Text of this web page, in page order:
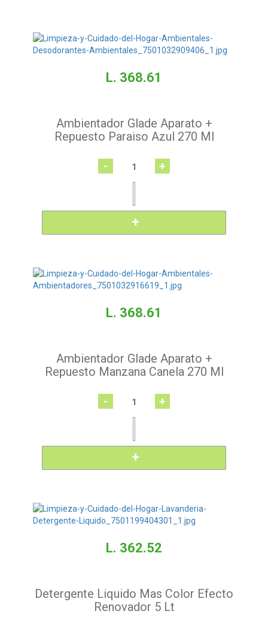
L. 368.61
Ambientador Glade Aparato +
Repuesto Paraiso Azul 270 Ml
- +
L. 368.61
Ambientador Glade Aparato +
Repuesto Manzana Canela 270 Ml
- +
L. 362.52
Detergente Liquido Mas Color Efecto
Renovador 5 Lt